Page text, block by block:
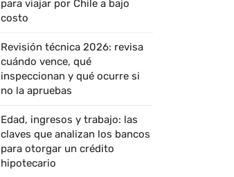
para viajar por Chile a bajo
costo
Revisión técnica 2026: revisa
cuándo vence, qué
inspeccionan y qué ocurre si
no la apruebas
Edad, ingresos y trabajo: las
claves que analizan los bancos
para otorgar un crédito
hipotecario